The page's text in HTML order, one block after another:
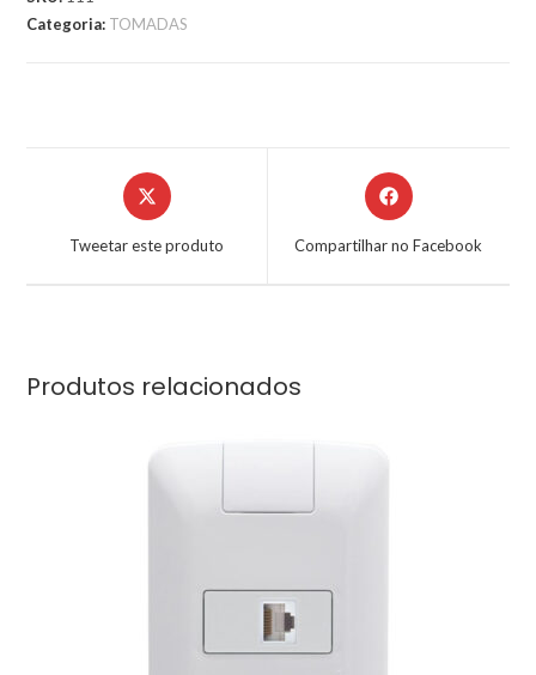
Categoria: TOMADAS
Tweetar este produto Compartilhar no Facebook
Produtos relacionados